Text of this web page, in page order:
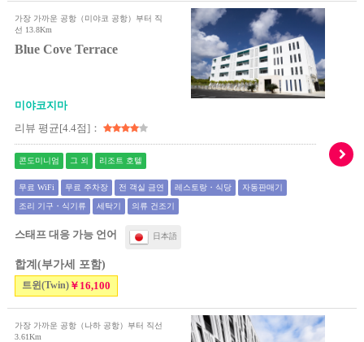
가장 가까운 공항（미야코 공항）부터 직
선 13.8Km
Blue Cove Terrace
미야코지마
리뷰 평균[4.4점]：
콘도미니엄 그 외 리조트 호텔
무료 WiFi 무료 주차장 전 객실 금연 레스토랑・식당 자동판매기
조리 기구・식기류 세탁기 의류 건조기
스태프 대응 가능 언어 日本語
합계(부가세 포함)
트윈(Twin)￥16,100
가장 가까운 공항（나하 공항）부터 직선
3.61Km